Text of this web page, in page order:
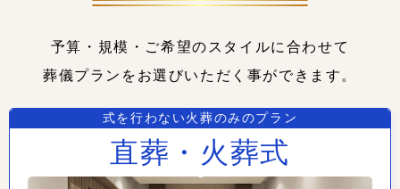
予算・規模・ご希望のスタイルに合わせて
葬儀プランをお選びいただく事ができます。
式を行わない火葬のみのプラン
直葬・火葬式